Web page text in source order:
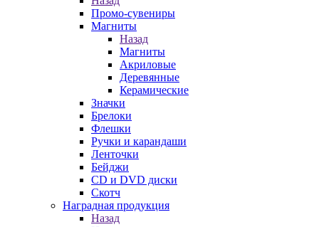
Промо-сувениры
Магниты
Назад
Магниты
Акриловые
Деревянные
Керамические
Значки
Брелоки
Флешки
Ручки и карандаши
Ленточки
Бейджи
CD и DVD диски
Скотч
Наградная продукция
Назад